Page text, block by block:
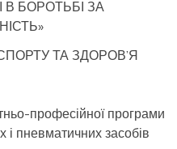
В БОРОТЬБІ ЗА
ТА ЗДОРОВ’Я
професійної програми
і пневматичних засобів